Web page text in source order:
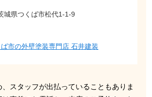
城県つくば市松代1-1-9
市の外壁塗装専門店 石井建装
スタッフが出払っていることもありま